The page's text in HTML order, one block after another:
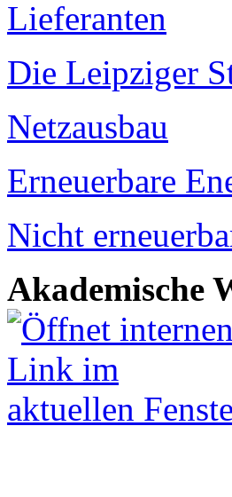
Lieferanten
Die Leipziger
Netzausbau
Erneuerbare
Nicht
Akademische